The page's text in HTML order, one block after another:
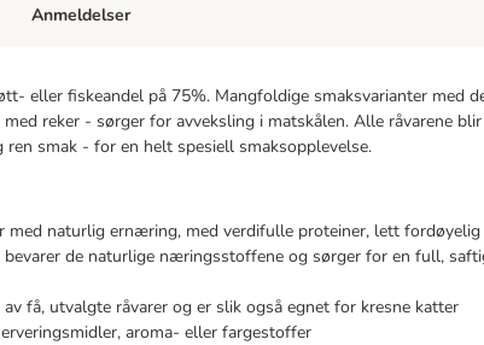
eller fiskeandel på 75%. Mangfoldige smaksvarianter med
reker - sørger for avveksling i matskålen. Alle råvarene blir
smak - for en helt spesiell smaksopplevelse.
med naturlig ernæring, med verdifulle proteiner, lett fordøyelig
bevarer de naturlige næringsstoffene og sørger for en full,
få, utvalgte råvarer og er slik også egnet for kresne katter
aroma- eller fargestoffer
Anmeldelser